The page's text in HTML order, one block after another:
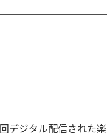
デジタル配信された楽